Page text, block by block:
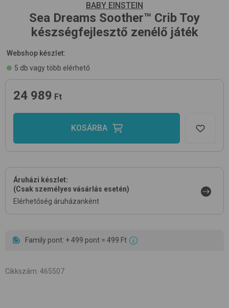
BABY EINSTEIN
Sea Dreams Soother™ Crib Toy
készségfejlesztő zenélő játék
Webshop készlet:
5 db vagy több elérhető
24 989 Ft
KOSÁRBA
Áruházi készlet:
(Csak személyes vásárlás esetén)
Elérhetőség áruházanként
Family pont: + 499 pont = 499 Ft
Cikkszám: 465507